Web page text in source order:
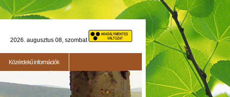
2026. augusztus 08, szombat
Közérdekű információk
- Testületi ülés 2015.05.14. - Testületi ülés